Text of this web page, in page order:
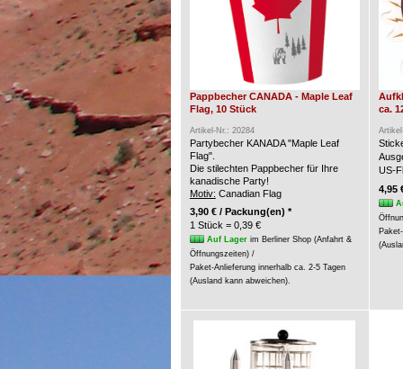
Pappbecher CANADA - Maple Leaf
Flag, 10 Stück
Artikel-Nr.: 20284
Partybecher KANADA "Maple Leaf
Flag".
Die stilechten Pappbecher für Ihre
kanadische Party!
Motiv: Canadian Flag
3,90 € / Packung(en) *
1 Stück = 0,39 €
Auf Lagerim Berliner Shop (Anfahrt &
Öffnungszeiten) /
Paket-Anlieferung innerhalb ca. 2-5 Tagen
(Ausland kann abweichen).
ca.
US-
4,95